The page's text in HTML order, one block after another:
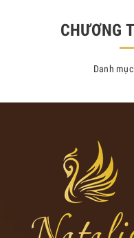
CHƯƠNG
Danh